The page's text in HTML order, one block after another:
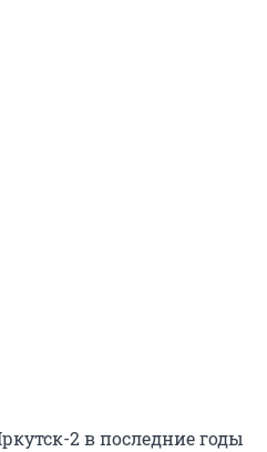
2 в последние годы